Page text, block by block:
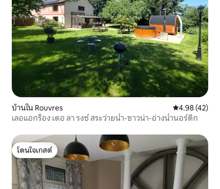
บ้านใน Rouvres คะแนนเฉลี่ย
4.98 (42)
เลอแอกร็อง เดอ ลา รงซ์ สระว่ายน้ำ-ซาวน่า-อ่างน้ำนอร์ดิก
โดนใจเกสต์
โดนใจเกสต์